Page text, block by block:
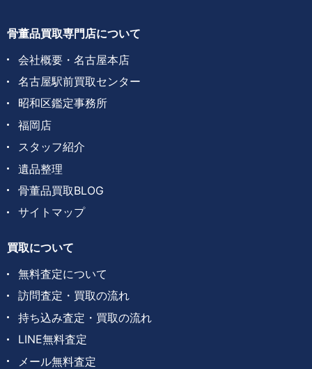
骨董品買取専門店について
会社概要・名古屋本店
名古屋駅前買取センター
昭和区鑑定事務所
福岡店
スタッフ紹介
遺品整理
骨董品買取BLOG
サイトマップ
買取について
無料査定について
訪問査定・買取の流れ
持ち込み査定・買取の流れ
LINE無料査定
メール無料査定